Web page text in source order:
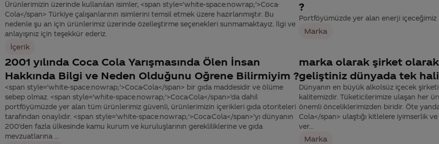
Ürünlerimizin üzerinde kullanılan isimler, <span style='white-space:nowrap;'>Coca-
Cola</span> Türkiye çalışanlarının isimlerini temsil etmek üzere hazırlanmıştır. Bu
nedenle şu an için ürünlerimiz üzerinde özelleştirme seçenekleri sunmamaktayız. İlgi ve
anlayışınız için teşekkür ederiz.
İçerik
?
Portföyümüzde yer alan enerji içeceğimiz
Marka
2001 yılında Coca Cola Yarışmasında Ölen İnsan
Hakkında Bilgi ve Neden Olduğunu Oğrene Bilirmiyim ?
<span style='white-space:nowrap;'>Coca-Cola</span> bir gıda maddesidir ve ölüme
sebep olmaz. <span style='white-space:nowrap;'>Coca-Cola</span>'da dahil
portföyümüzde yer alan tüm ürünlerimiz güvenli, ürünlerimizin içerikleri gıda otoriteleri
tarafından onaylıdır. <span style='white-space:nowrap;'>Coca-Cola</span>’yı dünyanın
200'den fazla ülkesinde kamu kurum ve kuruluşlarının gerekliliklerine ve gıda
mevzuatlarına ...
marka olarak şirket
geliştiniz dünyada tek
Dünyanın en büyük alkolsüz içecek
kalitemizdir. Tüketicilerimize ulaşan her
önemli önceliklerimizden biridir. Öte
Cola</span> ulaştığı kitlelere iyimserlik
ver...
Marka